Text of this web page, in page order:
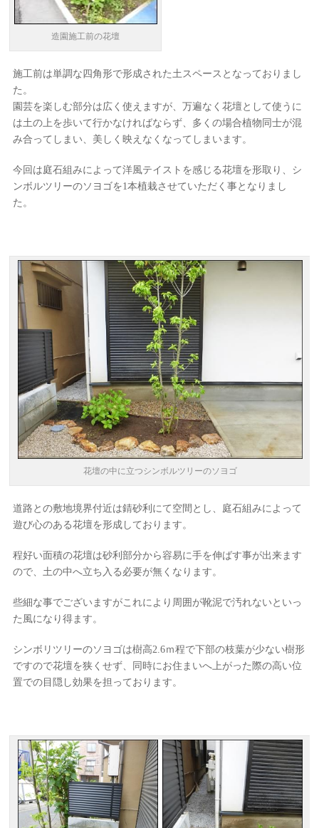
造園施工前の花壇
施工前は単調な四角形で形成された土スペースとなっておりまし
た。
園芸を楽しむ部分は広く使えますが、万遍なく花壇として使うに
は土の上を歩いて行かなければならず、多くの場合植物同士が混
み合ってしまい、美しく映えなくなってしまいます。
今回は庭石組みによって洋風テイストを感じる花壇を形取り、シ
ンボルツリーのソヨゴを1本植栽させていただく事となりまし
た。
花壇の中に立つシンボルツリーのソヨゴ
道路との敷地境界付近は錆砂利にて空間とし、庭石組みによって
遊び心のある花壇を形成しております。
程好い面積の花壇は砂利部分から容易に手を伸ばす事が出来ます
ので、土の中へ立ち入る必要が無くなります。
些細な事でございますがこれにより周囲が靴泥で汚れないといっ
た風になり得ます。
シンボリツリーのソヨゴは樹高2.6ｍ程で下部の枝葉が少ない樹形
ですので花壇を狭くせず、同時にお住まいへ上がった際の高い位
置での目隠し効果を担っております。